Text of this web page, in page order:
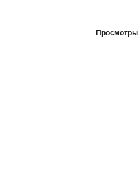
Просмотры